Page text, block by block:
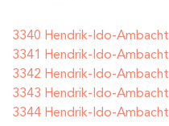
3340 Hendrik-Ido-Ambacht
3341 Hendrik-Ido-Ambacht
3342 Hendrik-Ido-Ambacht
3343 Hendrik-Ido-Ambacht
3344 Hendrik-Ido-Ambacht